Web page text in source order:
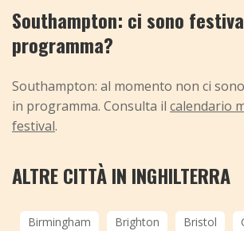
Southampton: ci sono
programma?
Southampton: al momento non ci
in programma. Consulta il calendario
festival.
ALTRE CITTÀ IN INGHILTERRA
Birmingham Brighton Bristol